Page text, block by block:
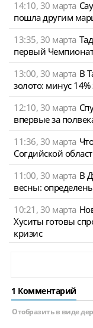
14:10, 30 марта
пошла другим
13:35, 30 марта
первый
13:00, 30 марта В
золото: минус 14%
12:10, 30 марта
впервые за
11:36, 30 марта
Согдийской
11:00, 30 марта В
весны:
10:21, 30 марта
Хуситы готовы
кризис
1 Комментарий
Отобразить в виде